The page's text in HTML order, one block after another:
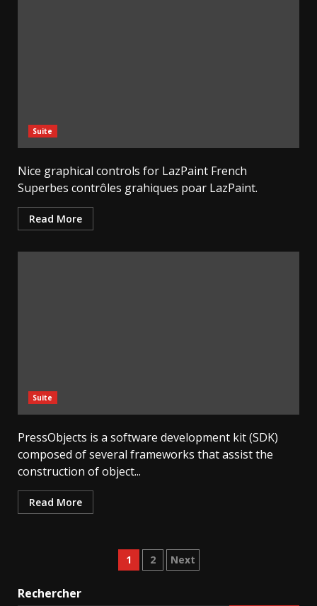
Suite
Nice graphical controls for LazPaint French
Superbes contrôles grahiques poar LazPaint.
Read More
Suite
PressObjects is a software development kit (SDK)
composed of several frameworks that assist the
construction of object...
Read More
Pagination
1 2 Next
Rechercher